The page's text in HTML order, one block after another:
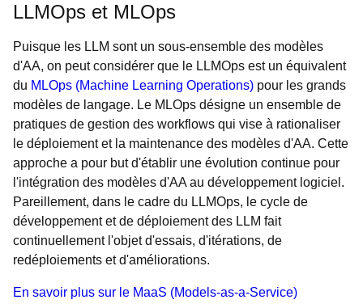
LLMOps et MLOps
Puisque les LLM sont un sous-ensemble des modèles
d'AA, on peut considérer que le LLMOps est un équivalent
du MLOps (Machine Learning Operations) pour les grands
modèles de langage. Le MLOps désigne un ensemble de
pratiques de gestion des workflows qui vise à rationaliser
le déploiement et la maintenance des modèles d'AA. Cette
approche a pour but d'établir une évolution continue pour
l'intégration des modèles d'AA au développement logiciel.
Pareillement, dans le cadre du LLMOps, le cycle de
développement et de déploiement des LLM fait
continuellement l'objet d'essais, d'itérations, de
redéploiements et d'améliorations.
En savoir plus sur le MaaS (Models-as-a-Service)